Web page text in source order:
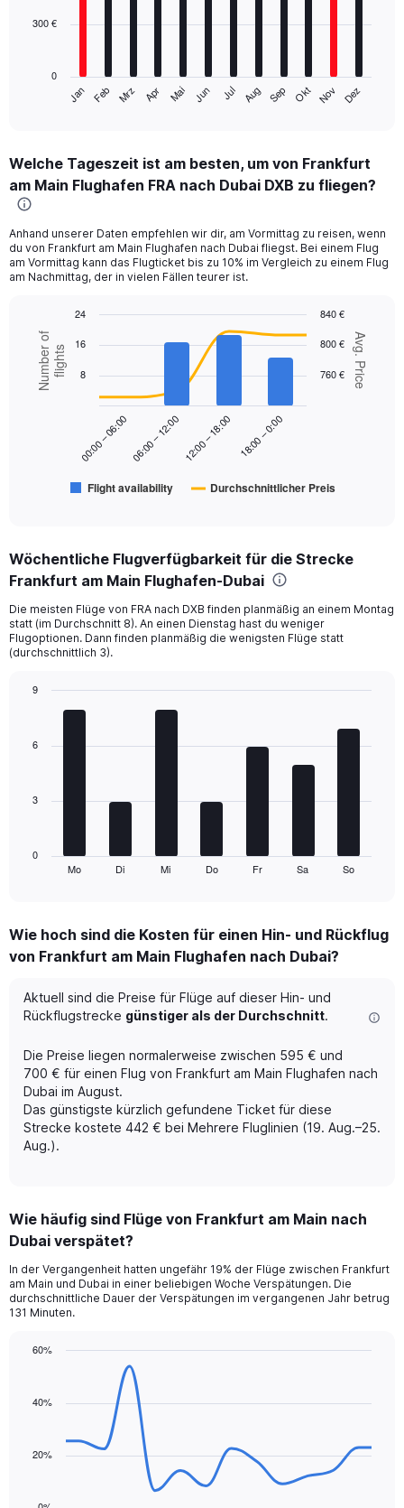
The
Range:
12
categories.
chart
has
1
displaying
values.
Range:
Jan Feb Mrz Apr Mai Jun Jul Aug Sep Okt Nov Dez
0
300 €
Welche Tageszeit ist am besten, um von Frankfurt
am Main Flughafen FRA nach Dubai DXB zu fliegen?
Anhand unserer Daten empfehlen wir dir, am Vormittag zu reisen, wenn
du von Frankfurt am Main Flughafen nach Dubai fliegst. Bei einem Flug
am Vormittag kann das Flugticket bis zu 10% im Vergleich zu einem Flug
am Nachmittag, der in vielen Fällen teurer ist.
Combination
chart
with
data
categories.
Range:
categories.
The
chart
Y
Avg.
Number
Chart
graphic.
Avg. Price
Number offlights
Flight availability Durchschnittlicher Preis
00:00 – 06:00 06:00 – 12:00 12:00 – 18:00 18:00 – 0:00
760 €
800 €
840 €
8
16
24
Wöchentliche Flugverfügbarkeit für die Strecke
Frankfurt am Main Flughafen-Dubai
Die meisten Flüge von FRA nach DXB finden planmäßig an einem Montag
statt (im Durchschnitt 8). An einen Dienstag hast du weniger
Flugoptionen. Dann finden planmäßig die wenigsten Flüge statt
(durchschnittlich 3).
with
The
Range:
7
The
chart
has
Y
axis
displaying
values.
Range:
0
Mo Di Mi Do Fr Sa So
0
3
6
9
Wie hoch sind die Kosten für einen Hin- und Rückflug
von Frankfurt am Main Flughafen nach Dubai?
Aktuell sind die Preise für Flüge auf dieser Hin- und
Rückflugstrecke günstiger als der Durchschnitt.
Die Preise liegen normalerweise zwischen 595 € und
700 € für einen Flug von Frankfurt am Main Flughafen nach
Dubai im August.
Das günstigste kürzlich gefundene Ticket für diese
Strecke kostete 442 € bei Mehrere Fluglinien (19. Aug.–25.
Aug.).
Wie häufig sind Flüge von Frankfurt am Main nach
Dubai verspätet?
In der Vergangenheit hatten ungefähr 19% der Flüge zwischen Frankfurt
am Main und Dubai in einer beliebigen Woche Verspätungen. Die
durchschnittliche Dauer der Verspätungen im vergangenen Jahr betrug
131 Minuten.
with
points.
20%
40%
60%